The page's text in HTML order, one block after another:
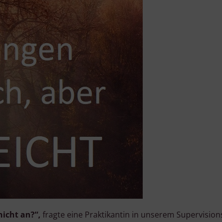
an?“, fragte eine Praktikantin in unserem